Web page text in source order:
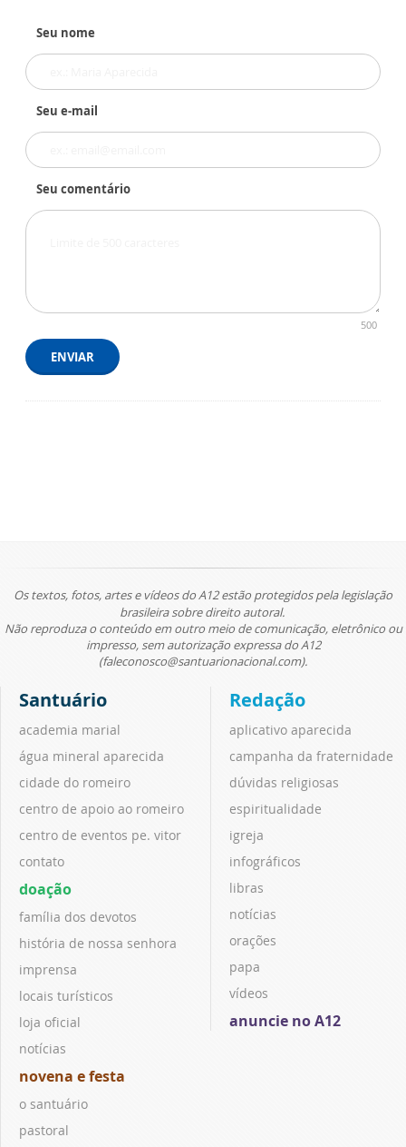
Seu nome
Seu e-mail
Seu comentário
500
ENVIAR
Os textos, fotos, artes e vídeos do A12 estão protegidos pela legislação
brasileira sobre direito autoral.
Não reproduza o conteúdo em outro meio de comunicação, eletrônico ou
impresso, sem autorização expressa do A12
(faleconosco@santuarionacional.com).
Santuário
academia marial
água mineral aparecida
cidade do romeiro
centro de apoio ao romeiro
centro de eventos pe. vitor
contato
doação
família dos devotos
história de nossa senhora
imprensa
locais turísticos
loja oficial
notícias
novena e festa
o santuário
pastoral
Redação
aplicativo aparecida
campanha da fraternidade
dúvidas religiosas
espiritualidade
igreja
infográficos
libras
notícias
orações
papa
vídeos
anuncie no A12